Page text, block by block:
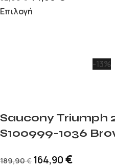
Επιλογή
-13%
Saucony Triumph
S100999-1036
189,90€ 164,90€